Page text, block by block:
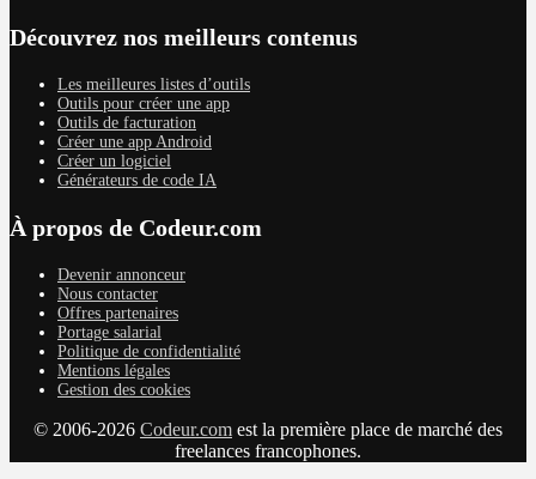
Découvrez nos meilleurs contenus
Les meilleures listes d’outils
Outils pour créer une app
Outils de facturation
Créer une app Android
Créer un logiciel
Générateurs de code IA
À propos de Codeur.com
Devenir annonceur
Nous contacter
Offres partenaires
Portage salarial
Politique de confidentialité
Mentions légales
Gestion des cookies
© 2006-2026 Codeur.com est la première place de marché des
freelances francophones.